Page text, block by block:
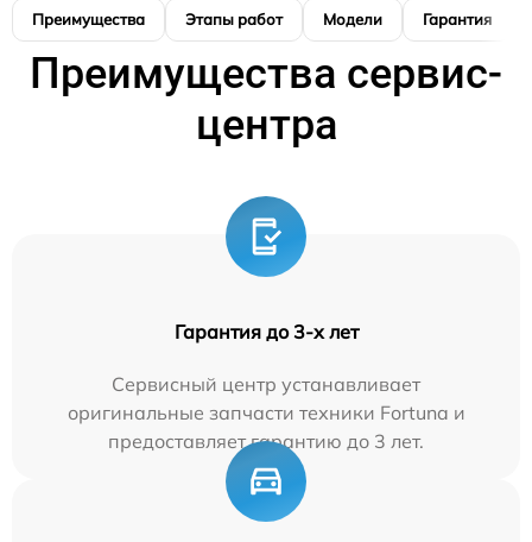
Преимущества Этапы работ Модели Гарантия
Преимущества сервис-
центра
Гарантия до 3-х лет
Сервисный центр устанавливает
оригинальные запчасти техники Fortuna и
предоставляет гарантию до 3 лет.